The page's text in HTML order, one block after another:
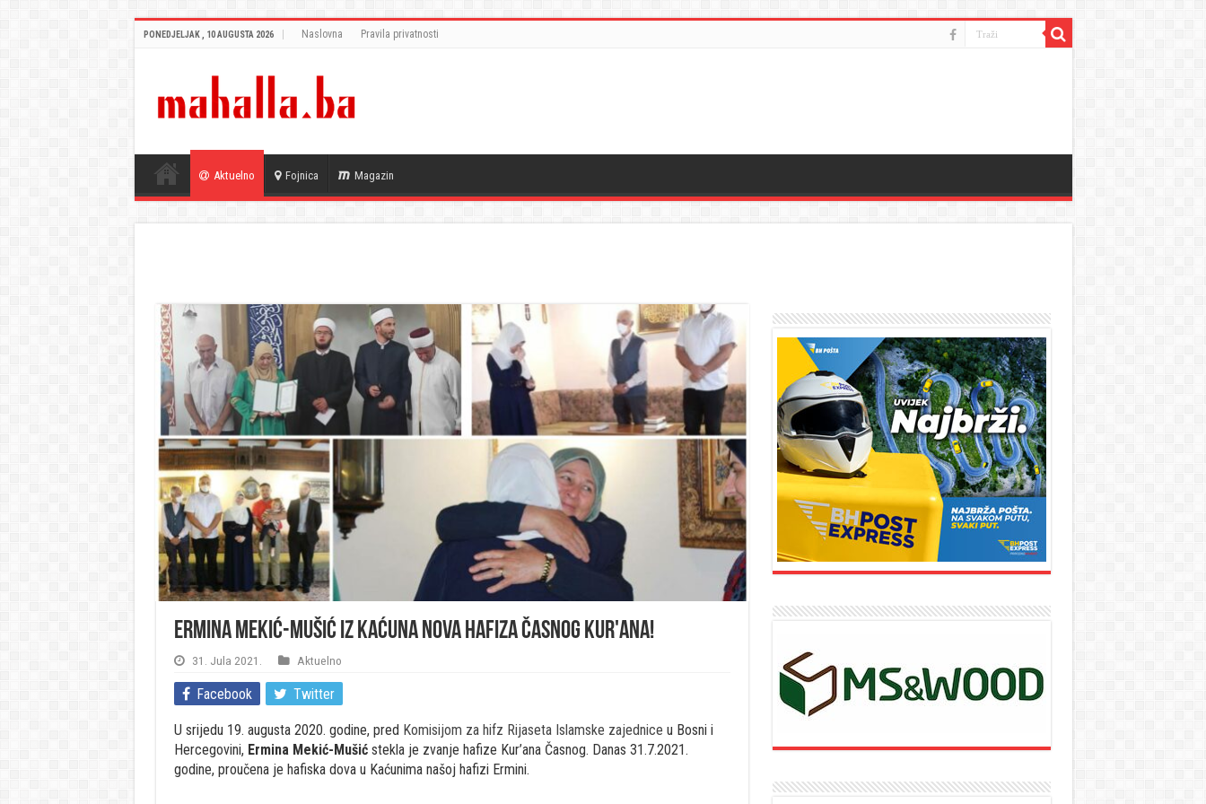
PONEDJELJAK , 10 AUGUSTA 2026 Naslovna Pravila privatnosti
Aktuelno Fojnica Magazin
Ermina Mekić-Mušić iz Kaćuna nova hafiza Časnog Kur'ana!
31. Jula 2021. Aktuelno
Facebook Twitter
U srijedu 19. augusta 2020. godine, pred Komisijom za hifz Rijaseta Islamske zajednice u Bosni i
Hercegovini, Ermina Mekić-Mušićstekla je zvanje hafize Kur’ana Časnog. Danas 31.7.2021.
godine, proučena je hafiska dova u Kaćunima našoj hafizi Ermini.